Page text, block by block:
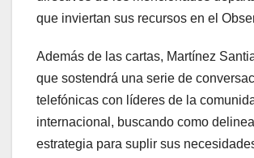
que inviertan sus recursos en el
Además de las cartas, Martínez
que sostendrá una serie de
telefónicas con líderes de la
internacional, buscando como
estrategia para suplir sus